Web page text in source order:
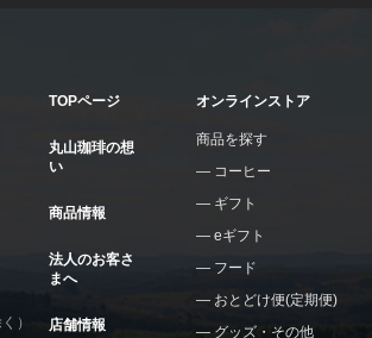
）
TOPページ
丸山珈琲の想
い
商品情報
法人のお客さ
まへ
店舗情報
オンラインストア
商品を探す
コーヒー
ギフト
eギフト
フード
おとどけ便(定期便)
グッズ・その他